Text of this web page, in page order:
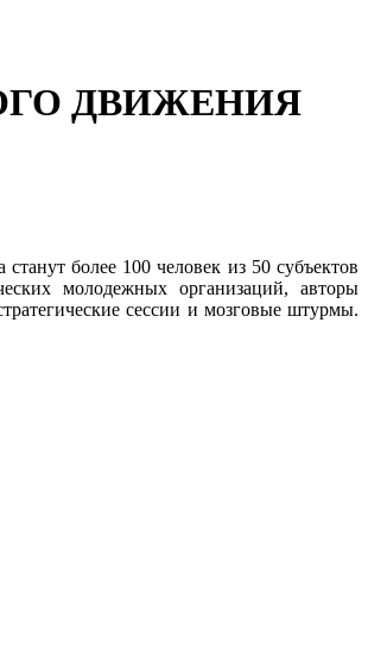
ДВИЖЕНИЯ
более 100 человек из 50 субъектов
молодежных организаций, авторы
сессии и мозговые штурмы.